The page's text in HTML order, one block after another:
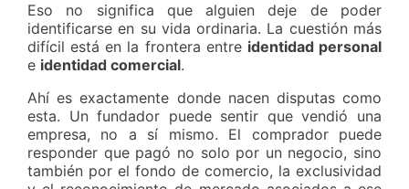
Eso no significa que alguien deje de poder
identificarse en su vida ordinaria. La cuestión más
difícil está en la frontera entre identidad personal
e identidad comercial.
Ahí es exactamente donde nacen disputas como
esta. Un fundador puede sentir que vendió una
empresa, no a sí mismo. El comprador puede
responder que pagó no solo por un negocio, sino
también por el fondo de comercio, la exclusividad